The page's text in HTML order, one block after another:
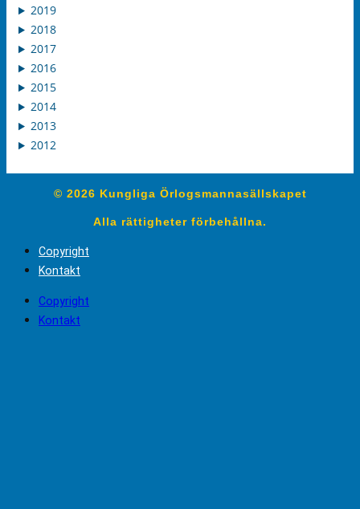
2019
2018
2017
2016
2015
2014
2013
2012
© 2026 Kungliga Örlogsmannasällskapet
Alla rättigheter förbehållna.
Copyright
Kontakt
Copyright
Kontakt